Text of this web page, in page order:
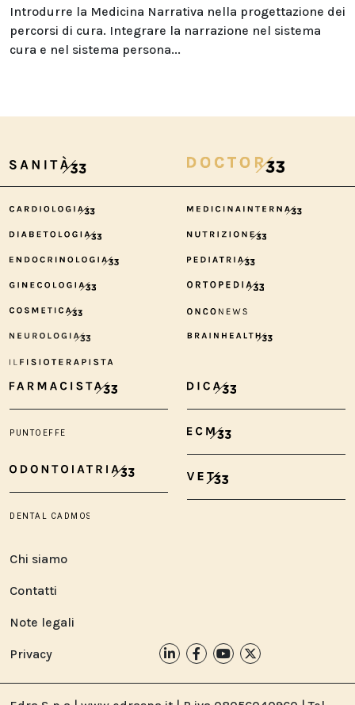
Introdurre la Medicina Narrativa nella progettazione dei
percorsi di cura. Integrare la narrazione nel sistema
cura e nel sistema persona...
Chi siamo
Contatti
Note legali
Privacy